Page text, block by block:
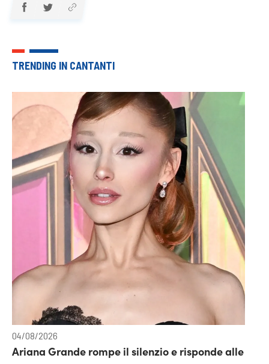
TRENDING IN CANTANTI
04/08/2026
Ariana Grande rompe il silenzio e risponde alle